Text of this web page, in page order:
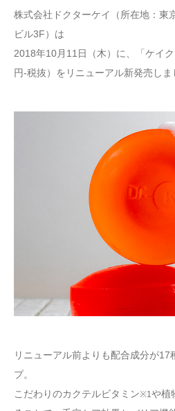
株式会社ドクターケイ（所在地：東
ビル3F）は
2018年10月11日（木）に、「ケイ
円-税抜）をリニューアル新発売しま
リニューアル前よりも配合成分が17
プ。
こだわりのカクテルビタミン※1や植